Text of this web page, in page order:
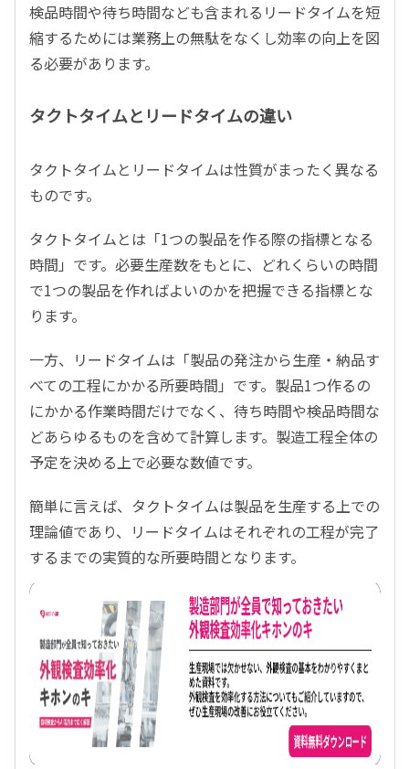
検品時間や待ち時間なども含まれるリードタイムを短
縮するためには業務上の無駄をなくし効率の向上を図
る必要があります。
タクトタイムとリードタイムの違い
タクトタイムとリードタイムは性質がまったく異なる
ものです。
タクトタイムとは「1つの製品を作る際の指標となる
時間」です。必要生産数をもとに、どれくらいの時間
で1つの製品を作ればよいのかを把握できる指標とな
ります。
一方、リードタイムは「製品の発注から生産・納品す
べての工程にかかる所要時間」です。製品1つ作るの
にかかる作業時間だけでなく、待ち時間や検品時間な
どあらゆるものを含めて計算します。製造工程全体の
予定を決める上で必要な数値です。
簡単に言えば、タクトタイムは製品を生産する上での
理論値であり、リードタイムはそれぞれの工程が完了
するまでの実質的な所要時間となります。